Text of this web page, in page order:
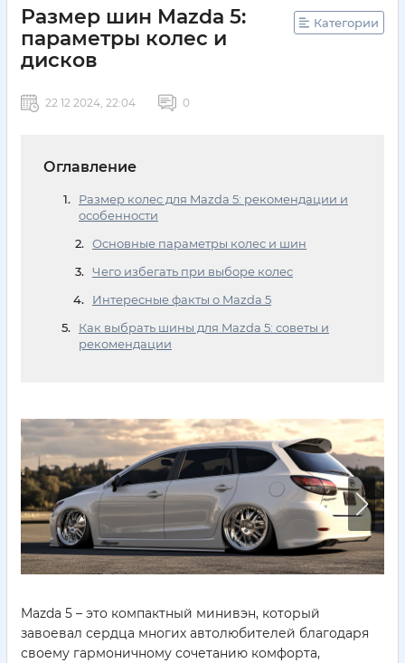
Размер шин Mazda 5:
параметры колес и
дисков
Категории
22 12 2024, 22:04 0
Оглавление
Размер колес для Mazda 5: рекомендации и
особенности
Основные параметры колес и шин
Чего избегать при выборе колес
Интересные факты о Mazda 5
Как выбрать шины для Mazda 5: советы и
рекомендации
Mazda 5 – это компактный минивэн, который
завоевал сердца многих автолюбителей благодаря
своему гармоничному сочетанию комфорта,